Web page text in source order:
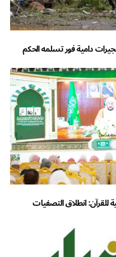
دامية فور تسلمه الحكم
للقرآن: انطلاق التصفيات